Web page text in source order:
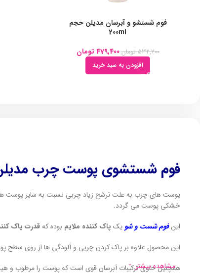
فوم شستشو و آبرسان مدیلن حجم
200ml
532,700 تومان 479,400 تومان
افزودن به سبد خرید
فوم شستشوی پوست چرب
پوست های چرب به علت ترشح زیاد چربی نسبت به سایر پوست ها
خشکی پوست می گردد.
اینفوم شست و شو یک پاک کننده ملایم بوده کهقدرت پاک
این محصول علاوه بر پاک کردن چربی و آلودگی ها از روی سطح
همچنین حاوی ترکیبات آبرسان قوی است که پوست را مرطوب و
مشاهده بیشتر